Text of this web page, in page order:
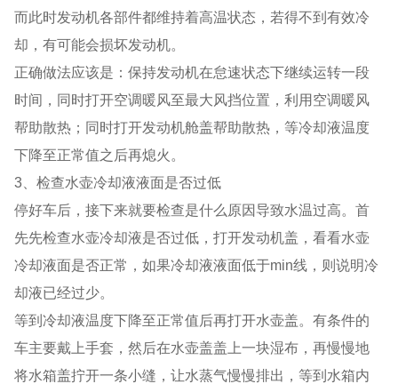
而此时发动机各部件都维持着高温状态，若得不到有效冷
却，有可能会损坏发动机。
正确做法应该是：保持发动机在怠速状态下继续运转一段
时间，同时打开空调暖风至最大风挡位置，利用空调暖风
帮助散热；同时打开发动机舱盖帮助散热，等冷却液温度
下降至正常值之后再熄火。
3、检查水壶冷却液液面是否过低
停好车后，接下来就要检查是什么原因导致水温过高。首
先先检查水壶冷却液是否过低，打开发动机盖，看看水壶
冷却液面是否正常，如果冷却液液面低于min线，则说明冷
却液已经过少。
等到冷却液温度下降至正常值后再打开水壶盖。有条件的
车主要戴上手套，然后在水壶盖盖上一块湿布，再慢慢地
将水箱盖拧开一条小缝，让水蒸气慢慢排出，等到水箱内